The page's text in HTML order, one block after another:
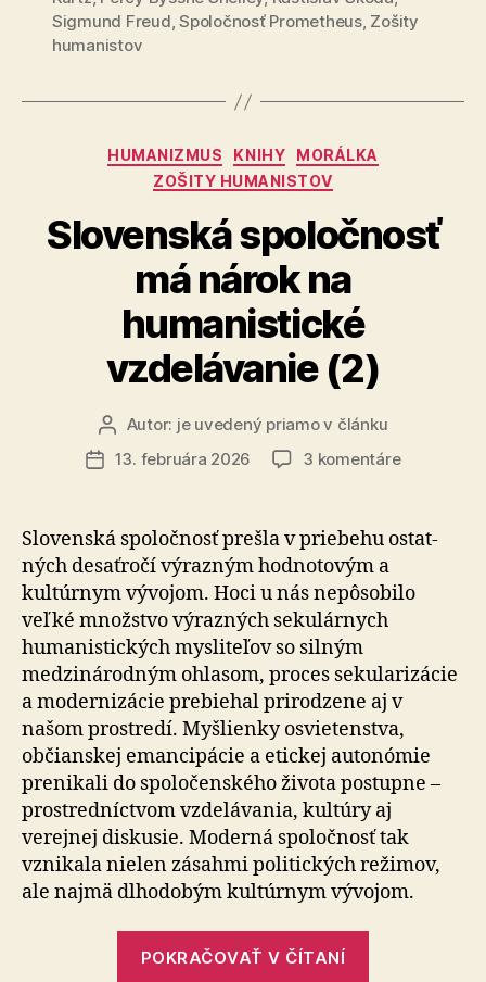
Sigmund Freud,Spoločnosť Prometheus, Zošity
humanistov
Kategórie
HUMANIZMUS KNIHY
MORÁLKA
ZOŠITY HUMANISTOV
Slovenská spoločnosť
má nárok na
humanistické
vzdelávanie (2)
Autor
článku
Autor: je uvedený priamo v článku
Dátum
13. februára 2026 3 komentárena
má
Slovenská spoločnosť prešla v priebehu os­tat­
ných de­sať­ro­čí výrazným hodnotovým a
kultúrnym vývojom. Hoci u nás nepôsobilo
veľké množstvo výrazných sekulárnych
humanistických mysliteľov so silným
medzinárodným ohlasom, proces sekularizácie
a modernizácie prebiehal prirodzene aj v
našom prostredí. Myšlienky osvietenstva,
občianskej emancipácie a etickej autonómie
prenikali do spoločenského života postupne –
prostredníctvom vzde­lá­va­nia, kultúry aj
verejnej diskusie. Moderná spoločnosť tak
vznikala nielen zásahmi politických režimov,
ale naj­mä dlhodobým kultúrnym vývojom.
POKRAČOVAŤ V ČÍTANÍ